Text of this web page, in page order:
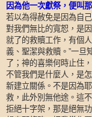
因為他一次獻祭，便叫
若以為得赦免是因為自
對我們無比的寬恕，是
就了的救贖工作，有個
義、聖潔與救贖。 ”一旦
了；神的喜樂何時止住
不管我們是什麼人，是
新建立關係。不是因為
救，此外別無他途。這
拒絕十字架，那是絕無